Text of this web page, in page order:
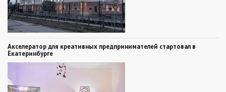
Акселератор для креативных предпринимателей стартовал в
Екатеринбурге